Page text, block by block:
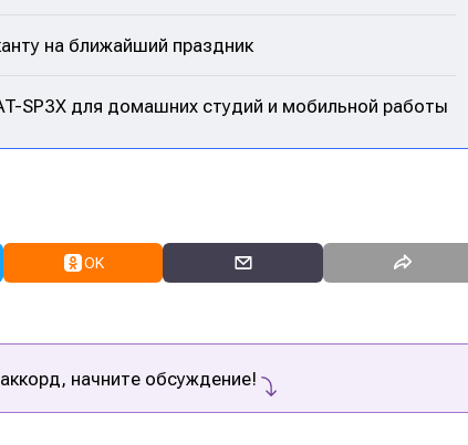
на ближайший праздник
SP3X для домашних студий и мобильной работы
OK
начните обсуждение!